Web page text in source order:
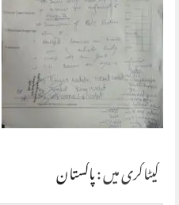
کیٹاگری میں :پاکستان